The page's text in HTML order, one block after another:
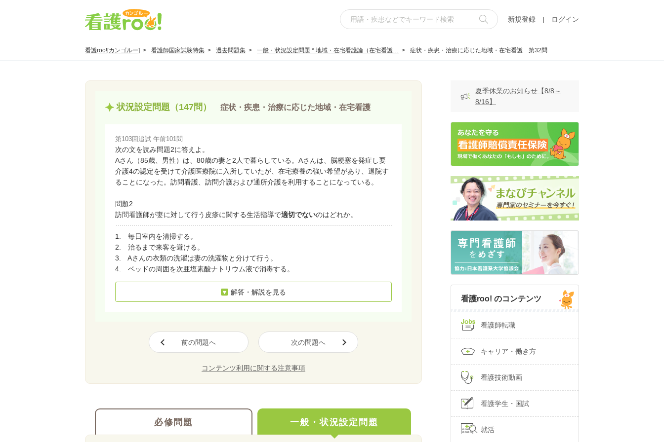
新規登録 | ログイン
看護roo![カンゴルー] 看護師国家試験特集 過去問題集 一般・状況設定問題 * 地域・在宅看護論（在宅看護… 症状・疾患・治療に応じた地域・在宅看護 第32問
状況設定問題（147問） 症状・疾患・治療に応じた地域・在宅看護
第103回追試 午前101問
次の文を読み問題2に答えよ。
Aさん（85歳、男性）は、80歳の妻と2人で暮らしている。Aさんは、脳梗塞を発症し要
介護4の認定を受けて介護医療院に入所していたが、在宅療養の強い希望があり、退院す
ることになった。訪問看護、訪問介護および通所介護を利用することになっている。
問題2
訪問看護師が妻に対して行う皮疹に関する生活指導で適切でないのはどれか。
1. 毎日室内を清掃する。
2. 治るまで来客を避ける。
3. Aさんの衣類の洗濯は妻の洗濯物と分けて行う。
4. ベッドの周囲を次亜塩素酸ナトリウム液で消毒する。
解答・解説を見る
前の問題へ 次の問題へ
コンテンツ利用に関する注意事項
必修問題 一般・状況設定問題
夏季休業のお知らせ【8/8～
8/16】
看護roo! のコンテンツ
看護師転職
キャリア・働き方
看護技術動画
看護学生・国試
就活